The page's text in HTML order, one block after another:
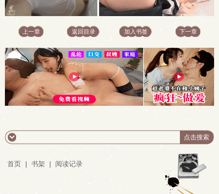
上一章 返回目录 加入书签 下一章
首页 书架 阅读记录